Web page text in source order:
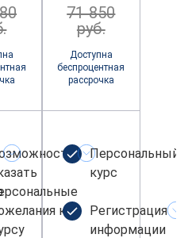
к
71 850
руб.
Доступна
беспроцентная
рассрочка
Персональный
курс
Регистрация
информации